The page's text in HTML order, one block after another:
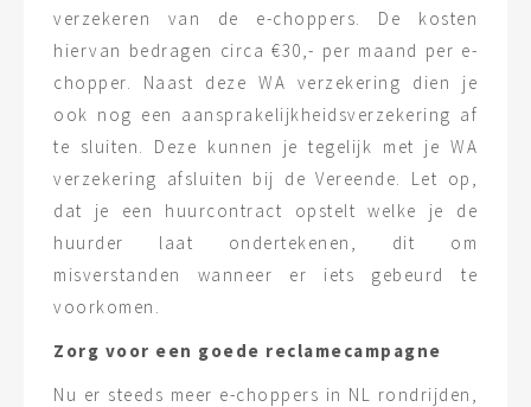
verzekeren van de e-choppers. De kosten
hiervan bedragen circa €30,- per maand per e-
chopper. Naast deze WA verzekering dien je
ook nog een aansprakelijkheidsverzekering af
te sluiten. Deze kunnen je tegelijk met je WA
verzekering afsluiten bij de Vereende. Let op,
dat je een huurcontract opstelt welke je de
huurder laat ondertekenen, dit om
misverstanden wanneer er iets gebeurd te
voorkomen.
Zorg voor een goede reclamecampagne
Nu er steeds meer e-choppers in NL rondrijden,